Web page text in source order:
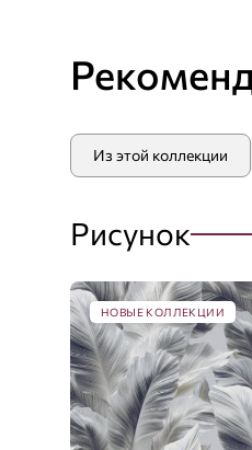
Из этой коллекции
Рисунок
НОВЫЕ КОЛЛЕКЦИИ